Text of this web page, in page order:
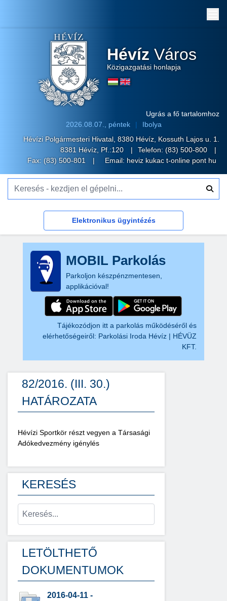
Hévíz Város
Közigazgatási honlapja
Ugrás a fő tartalomhoz
2026.08.07., péntek
Ibolya
Hévízi Polgármesteri Hivatal, 8380 Hévíz, Kossuth Lajos u. 1.
8381 Hévíz, Pf.:120
Telefon: (83) 500-800
Fax: (83) 500-801
Email: heviz kukac t-online pont hu
Elektronikus ügyintézés
MOBIL Parkolás
Parkoljon készpénzmentesen,
applikációval!
Tájékozódjon itt a parkolás működéséről és
elérhetőségeiről: Parkolási Iroda Hévíz | HÉVÜZ
KFT.
82/2016. (III. 30.)
HATÁROZATA
Hévízi Sportkör részt vegyen a Társasági
Adókedvezmény igénylés
KERESÉS
LETÖLTHETŐ
DOKUMENTUMOK
2016-04-11 -